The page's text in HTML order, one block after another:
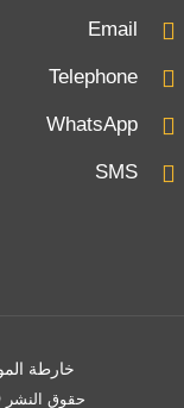
Email
Telephone
WhatsApp
SMS
خارطة
حقوق